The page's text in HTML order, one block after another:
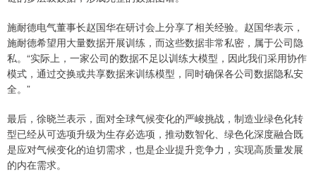
施耐德电气董事长赵国华在研讨会上分享了相关经验。赵国华表示，
施耐德希望用大量数据开展训练，而这些数据非常私密，属于公司隐
私。“实际上，一家公司的数据不足以训练大模型，因此我们采用协作
模式，通过交换或共享数据来训练模型，同时确保各公司数据隐私安
全。”
最后，徐晓兰表示，面对全球气候变化的严峻挑战，制造业绿色化转
型已经从可选项升级为生存必选项，推动数智化、绿色化深度融合既
是应对气候变化的迫切需求，也是企业提升竞争力，实现高质量发展
的内在需求。